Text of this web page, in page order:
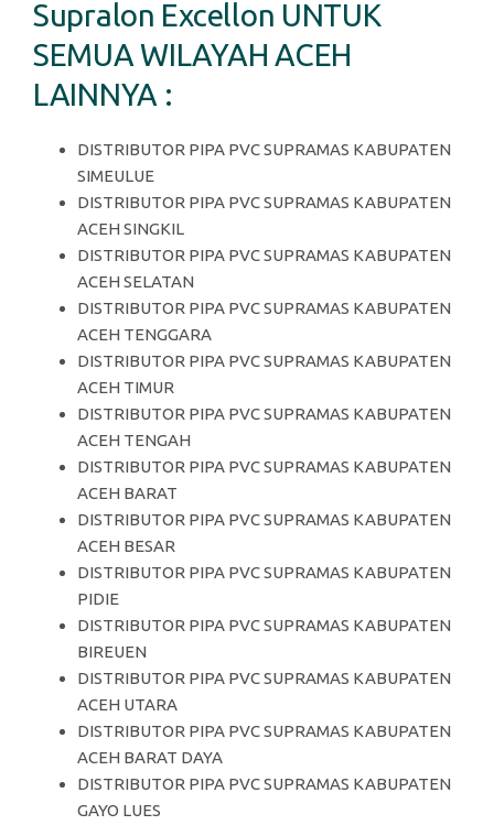
Supralon Excellon UNTUK
SEMUA WILAYAH ACEH
LAINNYA :
DISTRIBUTOR PIPA PVC SUPRAMAS KABUPATEN
SIMEULUE
DISTRIBUTOR PIPA PVC SUPRAMAS KABUPATEN
ACEH SINGKIL
DISTRIBUTOR PIPA PVC SUPRAMAS KABUPATEN
ACEH SELATAN
DISTRIBUTOR PIPA PVC SUPRAMAS KABUPATEN
ACEH TENGGARA
DISTRIBUTOR PIPA PVC SUPRAMAS KABUPATEN
ACEH TIMUR
DISTRIBUTOR PIPA PVC SUPRAMAS KABUPATEN
ACEH TENGAH
DISTRIBUTOR PIPA PVC SUPRAMAS KABUPATEN
ACEH BARAT
DISTRIBUTOR PIPA PVC SUPRAMAS KABUPATEN
ACEH BESAR
DISTRIBUTOR PIPA PVC SUPRAMAS KABUPATEN
PIDIE
DISTRIBUTOR PIPA PVC SUPRAMAS KABUPATEN
BIREUEN
DISTRIBUTOR PIPA PVC SUPRAMAS KABUPATEN
ACEH UTARA
DISTRIBUTOR PIPA PVC SUPRAMAS KABUPATEN
ACEH BARAT DAYA
DISTRIBUTOR PIPA PVC SUPRAMAS KABUPATEN
GAYO LUES